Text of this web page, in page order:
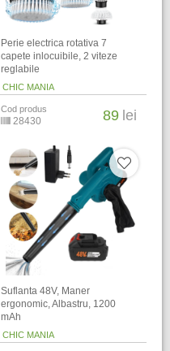
Perie electrica rotativa 7
capete inlocuibile, 2 viteze
reglabile
CHIC MANIA
Cod produs
28430 89 lei
Suflanta 48V, Maner
ergonomic, Albastru, 1200
mAh
CHIC MANIA